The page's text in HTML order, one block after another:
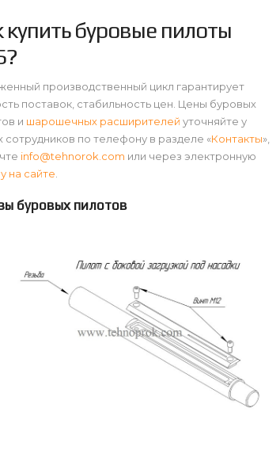
купить буровые пилоты
производственный цикл гарантирует
поставок, стабильность цен. Цены буровых
и шарошечных расширителей уточняйте у
сотрудников по телефону в разделе «Контакты»,
info@tehnorok.com или через электронную
на сайте
буровых пилотов